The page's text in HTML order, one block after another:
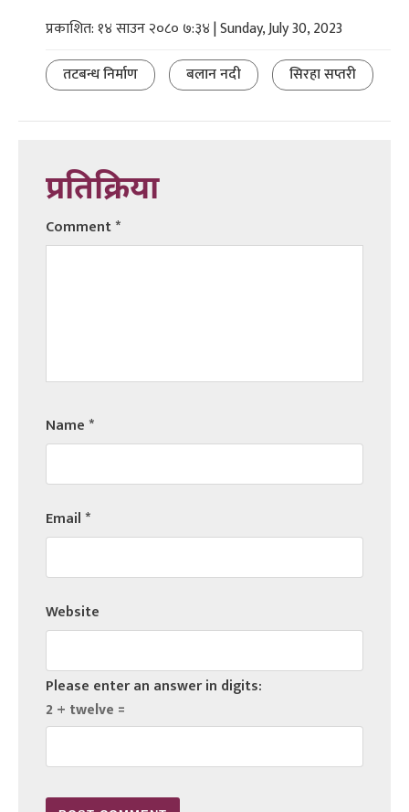
प्रकाशित: १४ साउन २०८० ७:३४ | Sunday, July 30, 2023
तटबन्ध निर्माण
बलान नदी सिरहा सप्तरी
प्रतिक्रिया
Comment*
Name*
Email*
Website
Please enter an answer in digits:
2 + twelve =